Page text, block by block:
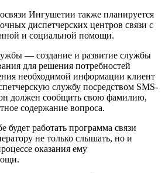
Ингушетии также планируется
диспетчерских центров связи с
и социальной помощи.
— создание и развитие службы
для решения потребностей
необходимой информации клиент
службу посредством SMS-
должен сообщить свою фамилию,
содержание вопроса.
будет работать программа связи
не только слышать, но и
оказания ему